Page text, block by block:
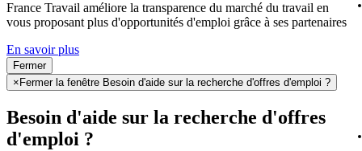
France Travail améliore la transparence du marché du travail en
vous proposant plus d'opportunités d'emploi grâce à ses partenaires
En savoir plus
Fermer
× Fermer la fenêtre Besoin d'aide sur la recherche d'offres d'emploi ?
Besoin d'aide sur la recherche d'offres
d'emploi ?